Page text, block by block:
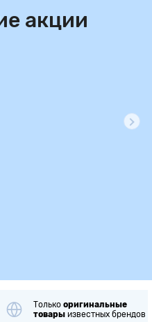
акции
Толькооригинальные
товарыизвестных брендов